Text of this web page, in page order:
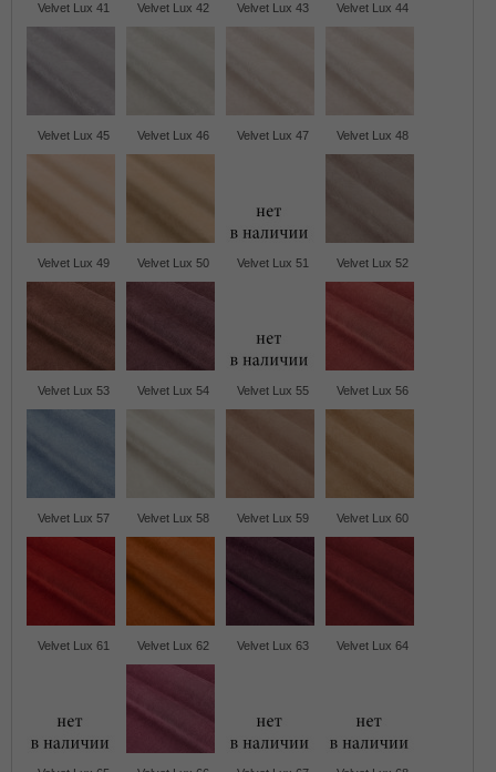
Velvet Lux 41 Velvet Lux 42 Velvet Lux 43 Velvet Lux 44
Velvet Lux 45 Velvet Lux 46 Velvet Lux 47 Velvet Lux 48
Velvet Lux 49 Velvet Lux 50 Velvet Lux 51 Velvet Lux 52
Velvet Lux 53 Velvet Lux 54 Velvet Lux 55 Velvet Lux 56
Velvet Lux 57 Velvet Lux 58 Velvet Lux 59 Velvet Lux 60
Velvet Lux 61 Velvet Lux 62 Velvet Lux 63 Velvet Lux 64